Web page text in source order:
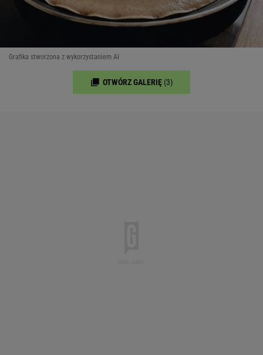
Grafika stworzona z wykorzystaniem AI
OTWÓRZ GALERIĘ (3)